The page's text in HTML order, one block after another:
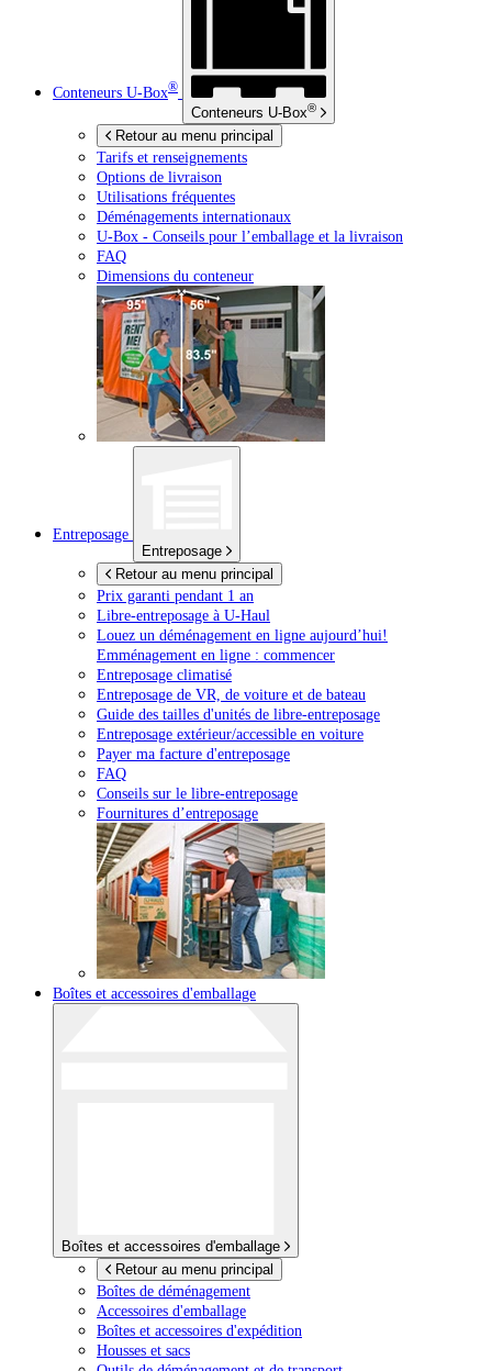
Conteneurs U-Box®
Conteneurs U-Box®
Retour au menu principal
Tarifs et renseignements
Options de livraison
Utilisations fréquentes
Déménagements internationaux
U-Box - Conseils pour l’emballage et la livraison
FAQ
Dimensions du conteneur
Entreposage
Entreposage
Retour au menu principal
Prix garanti pendant 1 an
Libre-entreposage à U-Haul
Louez un déménagement en ligne aujourd’hui!
Emménagement en ligne : commencer
Entreposage climatisé
Entreposage de VR, de voiture et de bateau
Guide des tailles d'unités de libre-entreposage
Entreposage extérieur/accessible en voiture
Payer ma facture d'entreposage
FAQ
Conseils sur le libre-entreposage
Fournitures d’entreposage
Boîtes et accessoires d'emballage
Boîtes et accessoires d'emballage
Retour au menu principal
Boîtes de déménagement
Accessoires d'emballage
Boîtes et accessoires d'expédition
Housses et sacs